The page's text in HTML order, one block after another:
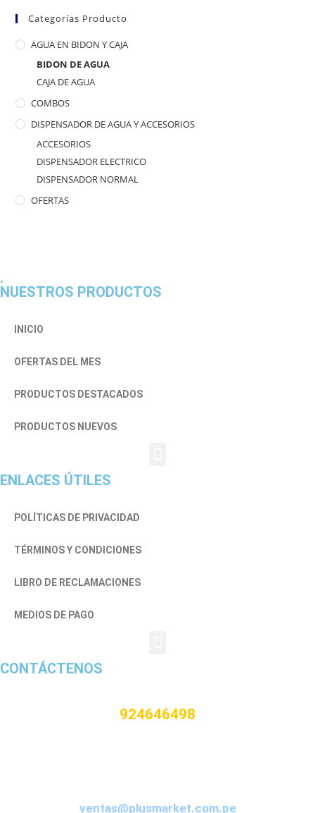
Categorías Producto
AGUA EN BIDON Y CAJA
BIDON DE AGUA
CAJA DE AGUA
COMBOS
DISPENSADOR DE AGUA Y ACCESORIOS
ACCESORIOS
DISPENSADOR ELECTRICO
DISPENSADOR NORMAL
OFERTAS
.
NUESTROS PRODUCTOS
INICIO
OFERTAS DEL MES
PRODUCTOS DESTACADOS
PRODUCTOS NUEVOS
ENLACES ÚTILES
POLÍTICAS DE PRIVACIDAD
TÉRMINOS Y CONDICIONES
LIBRO DE RECLAMACIONES
MEDIOS DE PAGO
CONTÁCTENOS
924646498
ventas@plusmarket.com.pe